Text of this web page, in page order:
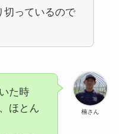
切っているので
楠さん
た時
ほとん